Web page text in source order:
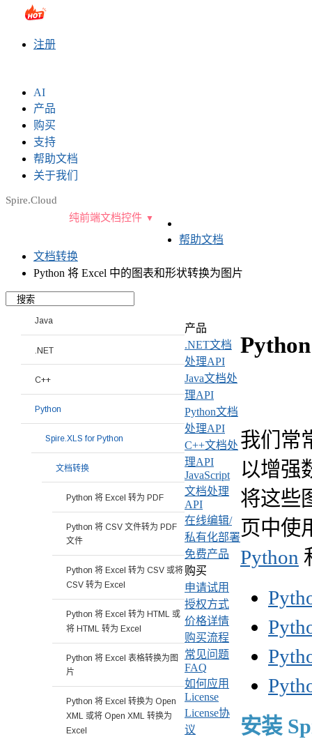
sales@e-iceblue.com
注册
AI
产品
购买
支持
帮助文档
关于我们
Spire.Cloud
纯前端文档控件
帮助文档
文档转换
Python 将 Excel 中的图表和形状转换为图片
我们常
以增强
将这些
页中使
Python
安装
Java
.NET
C++
Python
Spire.XLS for Python
文档转换
Python 将 Excel 转为 PDF
Python 将 CSV 文件转为 PDF
文件
Python 将 Excel 转为 CSV 或将
CSV 转为 Excel
Python 将 Excel 转为 HTML 或
将 HTML 转为 Excel
Python 将 Excel 表格转换为图
片
Python 将 Excel 转换为 Open
XML 或将 Open XML 转换为
Excel
产品
.NET文档
处理API
Java文档处
理API
Python文档
处理API
C++文档处
理API
JavaScript
文档处理
API
在线编辑/
私有化部署
免费产品
购买
申请试用
授权方式
价格详情
购买流程
常见问题
FAQ
如何应用
License
License协
议